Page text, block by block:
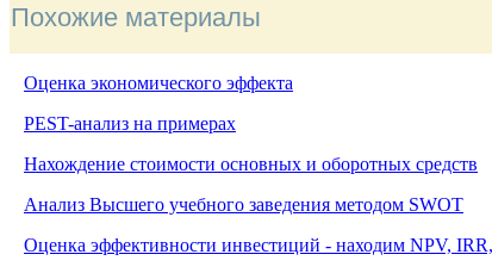
Похожие материалы
Оценка экономического эффекта
PEST-анализ на примерах
Нахождение стоимости основных и оборотных средств
Анализ Высшего учебного заведения методом SWOT
Оценка эффективности инвестиций - находим NPV,